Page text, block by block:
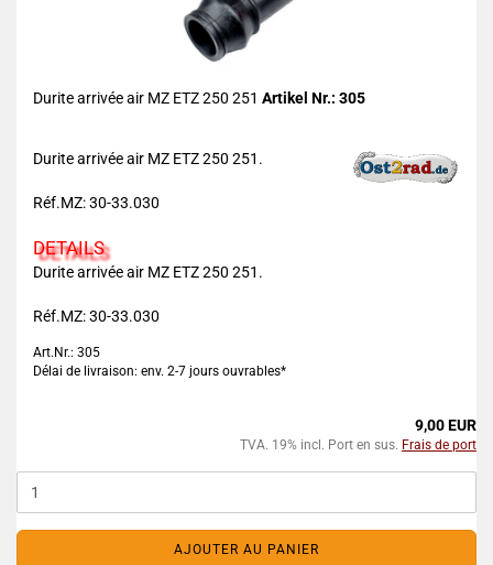
Durite arrivée air MZ ETZ 250 251 Artikel Nr.: 305
Durite arrivée air MZ ETZ 250 251.
Réf.MZ: 30-33.030
DETAILS
Durite arrivée air MZ ETZ 250 251.
Réf.MZ: 30-33.030
Art.Nr.: 305
Délai de livraison: env. 2-7 jours ouvrables*
9,00 EUR
TVA. 19% incl. Port en sus. Frais de port
AJOUTER AU PANIER